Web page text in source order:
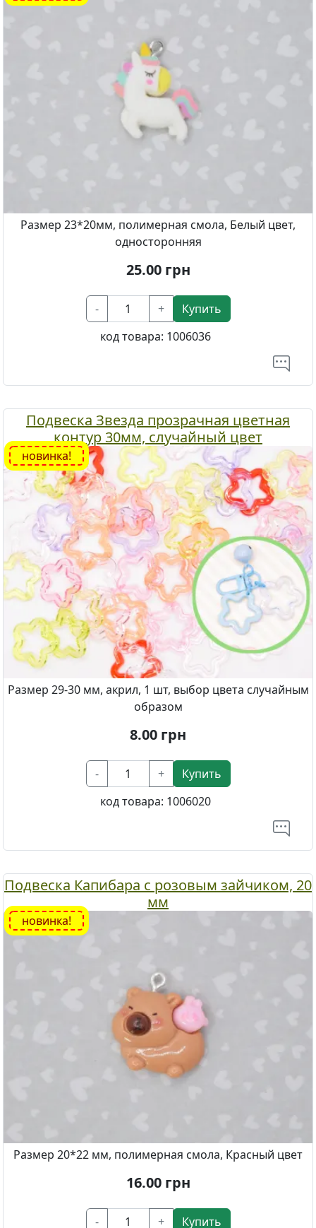
Размер 23*20мм, полимерная смола, Белый цвет,
односторонняя
25.00грн
- +
Купить
код товара: 1006036
Подвеска Звезда прозрачная цветная
контур 30мм, случайный цвет
новинка!
Размер 29-30 мм, акрил, 1 шт, выбор цвета случайным
образом
8.00 грн
- +
Купить
код товара: 1006020
Подвеска Капибара с розовым зайчиком, 20
мм
новинка!
Размер 20*22 мм, полимерная смола, Красный цвет
16.00грн
- + Купить